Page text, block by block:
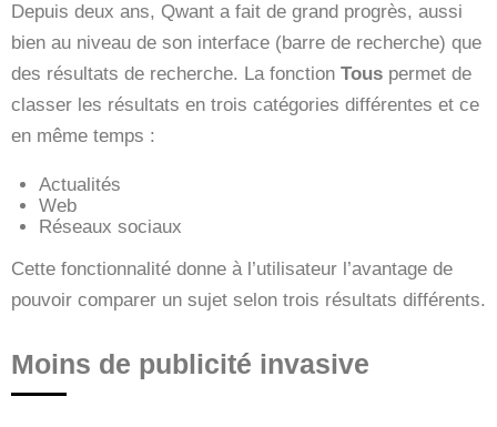
Depuis deux ans, Qwant a fait de grand progrès, aussi
bien au niveau de son interface (barre de recherche) que
des résultats de recherche. La fonction Tous permet de
classer les résultats en trois catégories différentes et ce
en même temps :
Actualités
Web
Réseaux sociaux
Cette fonctionnalité donne à l’utilisateur l’avantage de
pouvoir comparer un sujet selon trois résultats différents.
Moins de publicité invasive